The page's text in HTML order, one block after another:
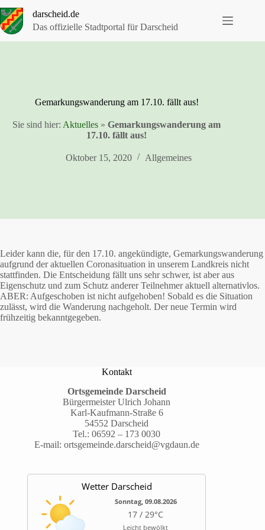
Inhalt
springen
darscheid.de
Das offizielle Stadtportal für Darscheid
Gemarkungswanderung am 17.10. fällt aus!
Sie sind hier: Aktuelles »Gemarkungswanderung am
17.10. fällt aus!
Oktober 15, 2020 Allgemeines
Leider kann die, für den 17.10. angekündigte, Gemarkungswanderung
aufgrund der aktuellen Coronasituation in unserem Landkreis nicht
stattfinden. Die Entscheidung fällt uns sehr schwer, ist aber aus
Eigenschutz und zum Schutz anderer Teilnehmer aktuell alternativlos.
ABER: Aufgeschoben ist nicht aufgehoben! Sobald es die Situation
zulässt, wird die Wanderung nachgeholt. Der neue Termin wird
frühzeitig bekanntgegeben.
Kontakt
Ortsgemeinde Darscheid
Bürgermeister Ulrich Johann
Karl-Kaufmann-Straße 6
54552 Darscheid
Tel.:06592 – 173 0030
E-mail: ortsgemeinde.darscheid@vgdaun.de
Wetter Darscheid
Sonntag, 09.08.2026
17 / 29°C
Leicht bewölkt